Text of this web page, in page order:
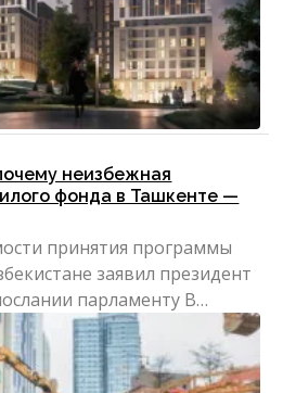
неизбежная
фонда в Ташкенте —
принятия программы
заявил президент
парламенту В